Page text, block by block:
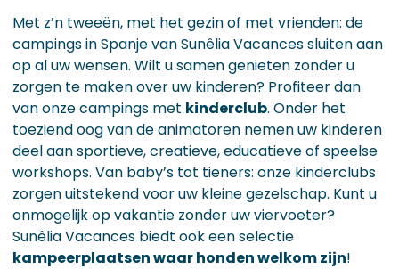
Met z’n tweeën, met het gezin of met vrienden: de
campings in Spanje van Sunêlia Vacances sluiten aan
op al uw wensen. Wilt u samen genieten zonder u
zorgen te maken over uw kinderen? Profiteer dan
van onze campings met kinderclub. Onder het
toeziend oog van de animatoren nemen uw kinderen
deel aan sportieve, creatieve, educatieve of speelse
workshops. Van baby’s tot tieners: onze kinderclubs
zorgen uitstekend voor uw kleine gezelschap. Kunt u
onmogelijk op vakantie zonder uw viervoeter?
Sunêlia Vacances biedt ook een selectie
kampeerplaatsen waar honden welkom zijn!